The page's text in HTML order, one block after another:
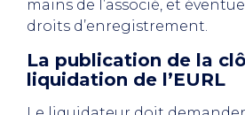
mains de l’associé, et
droits d’enregistrement.
La publication de la
liquidation de l’EURL